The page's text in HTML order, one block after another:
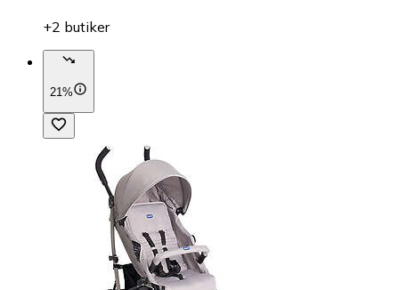
+2 butiker
21%